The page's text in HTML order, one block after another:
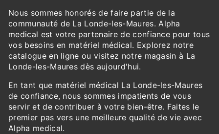
Nous sommes honorés de faire partie de la
communauté de La Londe-les-Maures. Alpha
medical est votre partenaire de confiance pour tous
vos besoins en matériel médical. Explorez notre
catalogue en ligne ou visitez notre magasin à La
Londe-les-Maures dès aujourd'hui.
En tant que matériel médical La Londe-les-Maures
de confiance, nous sommes impatients de vous
servir et de contribuer à votre bien-être. Faites le
premier pas vers une meilleure qualité de vie avec
Alpha medical.